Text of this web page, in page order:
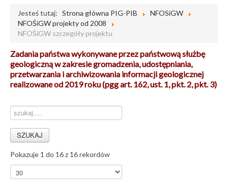
Jesteś tutaj: Strona główna PIG-PIB
NFOSiGW
NFOŚiGW projekty od 2008
NFOŚiGW szczegóły projektu
Zadania państwa wykonywane przez państwową służbę
geologiczną w zakresie gromadzenia, udostępniania,
przetwarzania i archiwizowania informacji geologicznej
realizowane od 2019 roku (pgg art. 162, ust. 1, pkt. 2, pkt. 3)
Pokazuje 1 do 16 z 16 rekordów